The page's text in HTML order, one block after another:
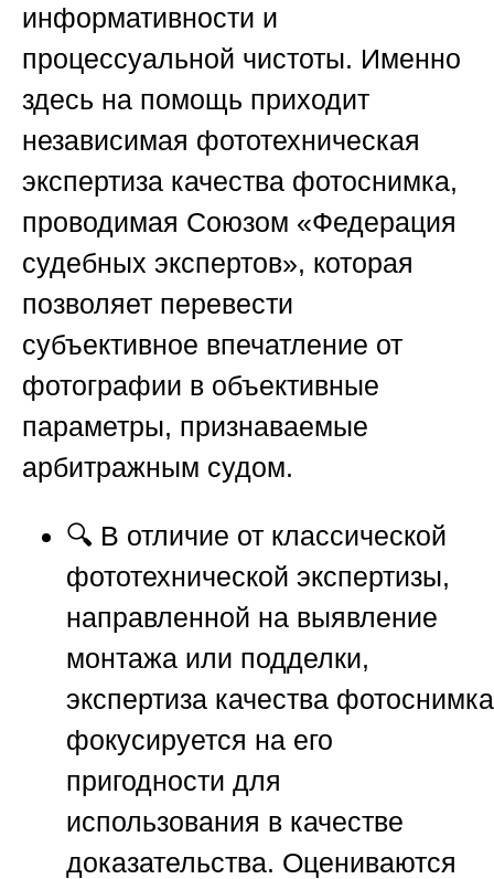
информативности и
процессуальной чистоты. Именно
здесь на помощь приходит
независимая фототехническая
экспертиза качества фотоснимка,
проводимая Союзом «Федерация
судебных экспертов», которая
позволяет перевести
субъективное впечатление от
фотографии в объективные
параметры, признаваемые
арбитражным судом.
🔍 В отличие от классической
фототехнической экспертизы,
направленной на выявление
монтажа или подделки,
экспертиза качества фотоснимка
фокусируется на его
пригодности для
использования в качестве
доказательства. Оцениваются